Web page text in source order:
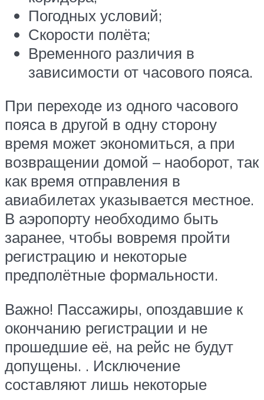
Погодных условий;
Скорости полёта;
Временного различия в
зависимости от часового пояса.
При переходе из одного часового
пояса в другой в одну сторону
время может экономиться, а при
возвращении домой – наоборот, так
как время отправления в
авиабилетах указывается местное.
В аэропорту необходимо быть
заранее, чтобы вовремя пройти
регистрацию и некоторые
предполётные формальности.
Важно! Пассажиры, опоздавшие к
окончанию регистрации и не
прошедшие её, на рейс не будут
допущены. . Исключение
составляют лишь некоторые